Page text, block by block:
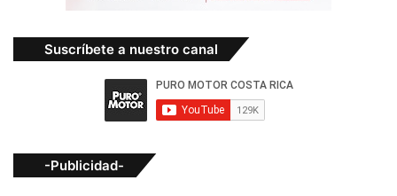
Suscríbete a nuestro canal
-Publicidad-